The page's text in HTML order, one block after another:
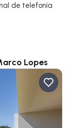
de telefonía
Lopes